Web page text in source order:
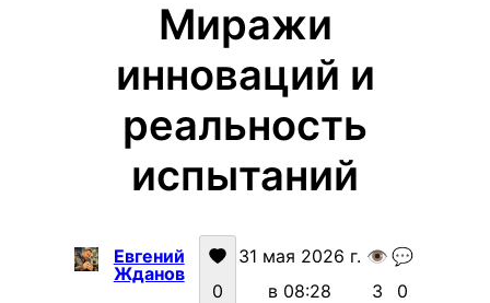
Миражи
инноваций и
реальность
испытаний
Евгений
Жданов
0
31 мая 2026 г.
в 08:28
👁️
3
💬
0